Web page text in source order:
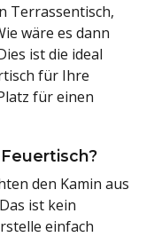
Terrassentisch,
wäre es dann
ist die ideal
für Ihre
für einen
den Kamin aus
ist kein
einfach